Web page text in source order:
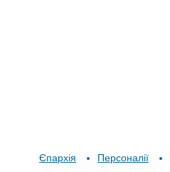
Єпархія Персоналії